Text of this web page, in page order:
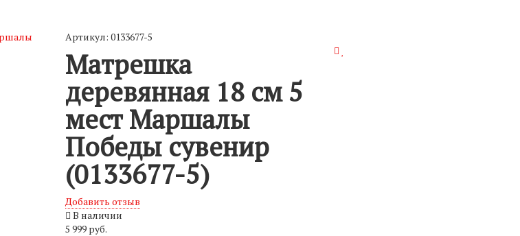
Артикул: 0133677-5
Матрешка
деревянная 18 см 5
мест Маршалы
Победы сувенир
(0133677-5)
Добавить отзыв
В наличии
5 999 руб.